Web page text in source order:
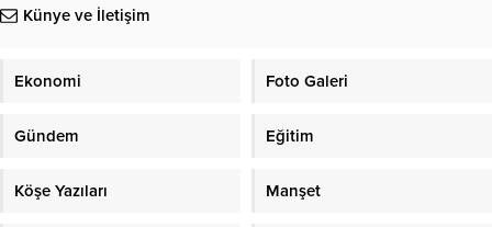
Künye ve İletişim
Ekonomi Foto Galeri
Gündem Eğitim
Köşe Yazıları Manşet